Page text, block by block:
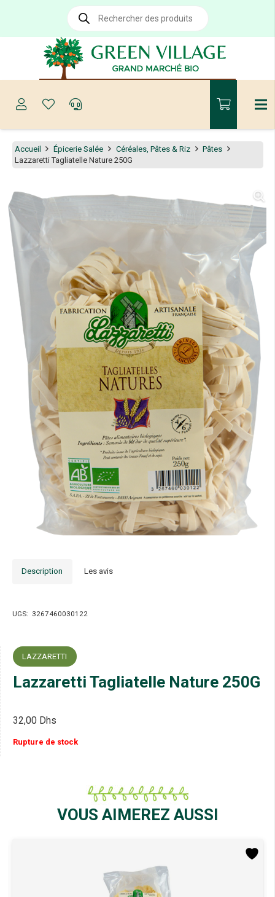
Recherche
produits
Accueil Épicerie Salée Céréales, Pâtes & Riz
Pâtes
Lazzaretti Tagliatelle Nature 250G
Description Les avis
UGS: 3267460030122
LAZZARETTI
Lazzaretti Tagliatelle Nature 250G
32,00 Dhs
Rupture de stock
VOUS AIMEREZ AUSSI